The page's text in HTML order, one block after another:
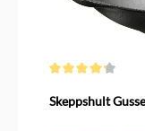
Skeppshult